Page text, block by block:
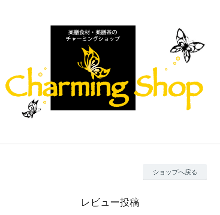
ショップへ戻る
レビュー投稿